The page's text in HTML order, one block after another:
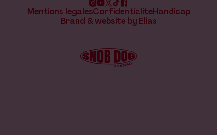
Mentions légalesConfidentialitéHandicap
Brand & website by Elias